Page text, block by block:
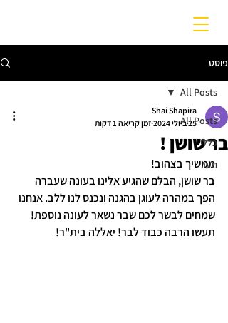
פוסט
All Posts
כללי
נוער
All Posts
בר שושן !
Shai Shapira
25 ביולי 2024
זמן קריאה 1 דקות
ממשיך בצהוב!
בר שושן, הבלם שהגיע אלינו בעונה שעברה
הפך במהרה לעוגן בהגנה ונכנס לנו ללב. אנחנו
שמחים לבשר לכם שבר נשאר לעונה נוספת!
תעשו הרבה כבוד לבר! יאללה בית"ר!